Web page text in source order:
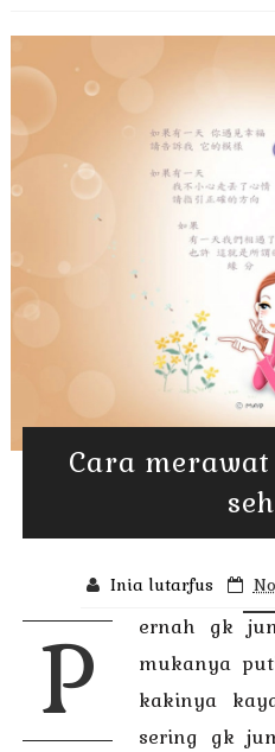
Cara
Inia lutarfus
P
ernah gk
mukanya
kakinya
sering gk